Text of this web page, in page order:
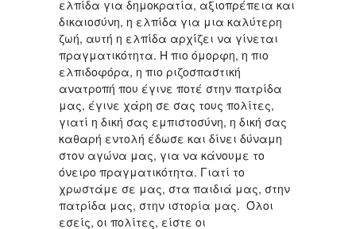
ελπίδα για δημοκρατία, αξιοπρέπεια και
δικαιοσύνη, η ελπίδα για μια καλύτερη
ζωή, αυτή η ελπίδα αρχίζει να γίνεται
πραγματικότητα. Η πιο όμορφη, η πιο
ελπιδοφόρα, η πιο ριζοσπαστική
ανατροπή που έγινε ποτέ στην πατρίδα
μας, έγινε χάρη σε σας τους πολίτες,
γιατί η δική σας εμπιστοσύνη, η δική σας
καθαρή εντολή έδωσε και δίνει δύναμη
στον αγώνα μας, για να κάνουμε το
όνειρο πραγματικότητα. Γιατί το
χρωστάμε σε μας, στα παιδιά μας, στην
πατρίδα μας, στην ιστορία μας. Όλοι
εσείς, οι πολίτες, είστε οι